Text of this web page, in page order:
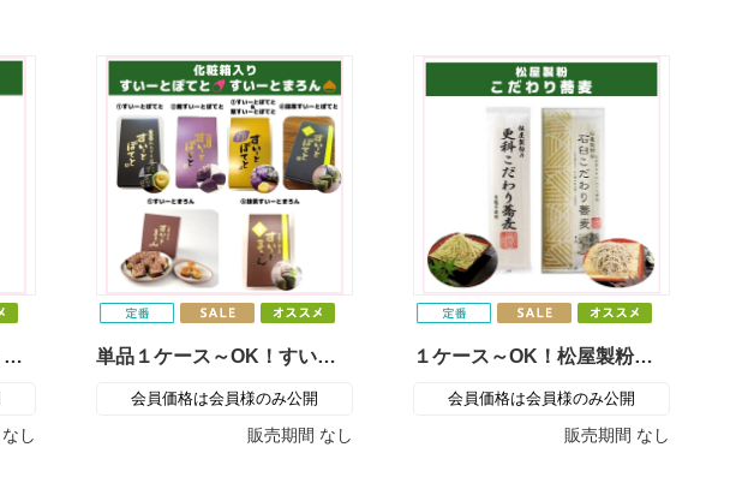
国産うなぎ肝100％使用！うなぎの肝旨煮
なし
単品１ケース～OK！すいーとぽてと・すいーとまろん《ナガタフーズ》
会員価格は会員様のみ公開
販売期間 なし
１ケース～OK！松屋製粉のこだわり蕎麦
会員価格は会員様のみ公開
販売期間 なし